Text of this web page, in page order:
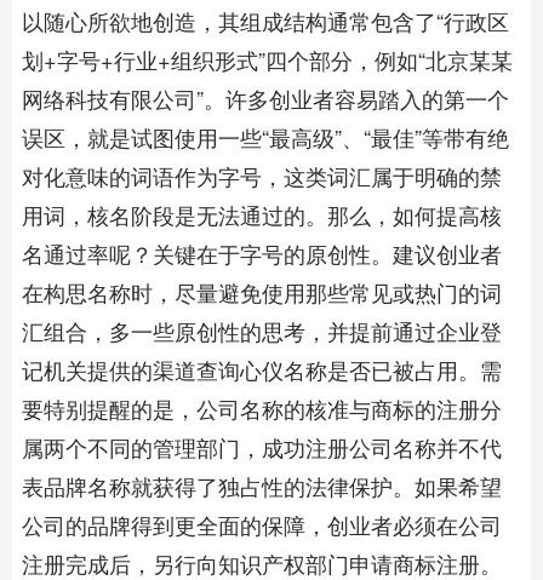
以随心所欲地创造，其组成结构通常包含了“行政区
划+字号+行业+组织形式”四个部分，例如“北京某某
网络科技有限公司”。许多创业者容易踏入的第一个
误区，就是试图使用一些“最高级”、“最佳”等带有绝
对化意味的词语作为字号，这类词汇属于明确的禁
用词，核名阶段是无法通过的。那么，如何提高核
名通过率呢？关键在于字号的原创性。建议创业者
在构思名称时，尽量避免使用那些常见或热门的词
汇组合，多一些原创性的思考，并提前通过企业登
记机关提供的渠道查询心仪名称是否已被占用。需
要特别提醒的是，公司名称的核准与商标的注册分
属两个不同的管理部门，成功注册公司名称并不代
表品牌名称就获得了独占性的法律保护。如果希望
公司的品牌得到更全面的保障，创业者必须在公司
注册完成后，另行向知识产权部门申请商标注册。